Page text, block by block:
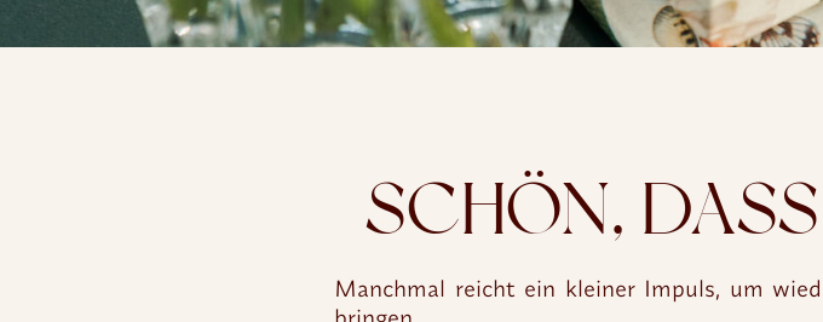
Manchmal reicht ein kleiner Impuls, um
SCHÖN,